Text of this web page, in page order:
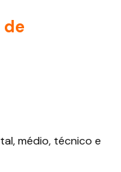
de
médio, técnico e